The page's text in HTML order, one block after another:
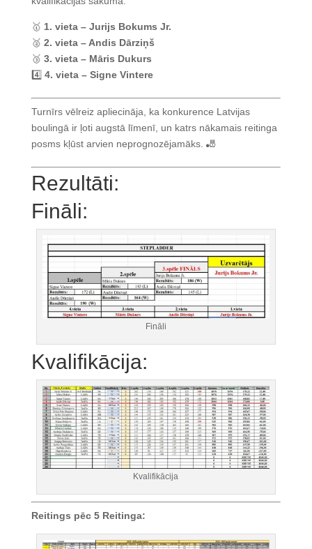
🥇 1. vieta – Jurijs Bokums Jr.
🥈 2. vieta – Andis Dārziņš
🥉 3. vieta – Māris Dukurs
4️⃣ 4. vieta – Signe Vintere
Turnīrs vēlreiz apliecināja, ka konkurence Latvijas
boulingā ir ļoti augstā līmenī, un katrs nākamais reitinga
posms kļūst arvien neprognozējamāks. 🎳
Rezultāti:
Fināli:
Fināli
Kvalifikācija:
Kvalifikācija
Reitings pēc 5 Reitinga: